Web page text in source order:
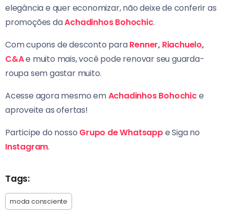
elegância e quer economizar, não deixe de conferir as
promoções daAchadinhos Bohochic.
Com cupons de desconto paraRenner, Riachuelo,
C&Ae muito mais, você pode renovar seu guarda-
roupa sem gastar muito.
Acesse agora mesmo emAchadinhos Bohochice
aproveite as ofertas!
Participe do nosso Grupo de Whatsappe Siga no
Instagram.
Tags:
moda consciente